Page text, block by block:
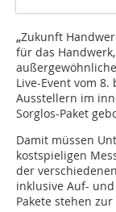
„Zukunft
für das
Live-Event vom
Ausstellern im
Sorglos-Paket
Damit müssen
kostspieligen
der
inklusive Auf-
Pakete stehen